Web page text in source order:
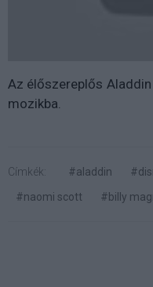
Az élőszereplős
mozikba.
Címkék: #aladdin
#naomi scott
#billy